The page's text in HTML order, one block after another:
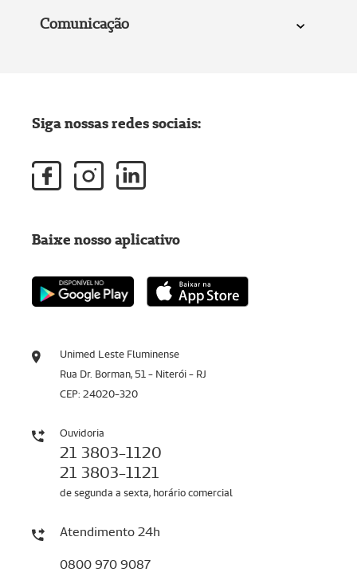
Comunicação
Unimed Leste Fluminense
Rua Dr. Borman, 51 - Niterói - RJ
CEP: 24020-320
Ouvidoria
21 3803-1120
21 3803-1121
de segunda a sexta, horário comercial
Atendimento 24h
0800 970 9087
Siga nossas redes sociais:
Baixe nosso aplicativo